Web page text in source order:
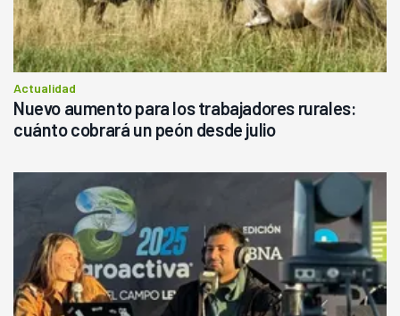
Actualidad
Nuevo aumento para los trabajadores rurales:
cuánto cobrará un peón desde julio